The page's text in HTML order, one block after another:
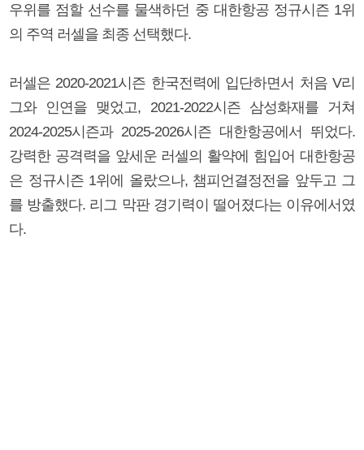
우위를 점할 선수를 물색하던 중 대한항공 정규시즌 1위
의 주역 러셀을 최종 선택했다.
러셀은 2020-2021시즌 한국전력에 입단하면서 처음 V리
그와 인연을 맺었고, 2021-2022시즌 삼성화재를 거쳐
2024-2025시즌과 2025-2026시즌 대한항공에서 뛰었다.
강력한 공격력을 앞세운 러셀의 활약에 힘입어 대한항공
은 정규시즌 1위에 올랐으나, 챔피언결정전을 앞두고 그
를 방출했다. 리그 막판 경기력이 떨어졌다는 이유에서였
다.